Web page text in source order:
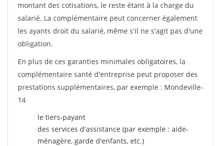
montant des cotisations, le reste étant à la charge du
salarié. La complémentaire peut concerner également
les ayants droit du salarié, même s'il ne s'agit pas d'une
obligation.
En plus de ces garanties minimales obligatoires, la
complémentaire santé d'entreprise peut proposer des
prestations supplémentaires, par exemple : Mondeville-
14
le tiers-payant
des services d'assistance (par exemple : aide-
ménagère, garde d'enfants, etc.)